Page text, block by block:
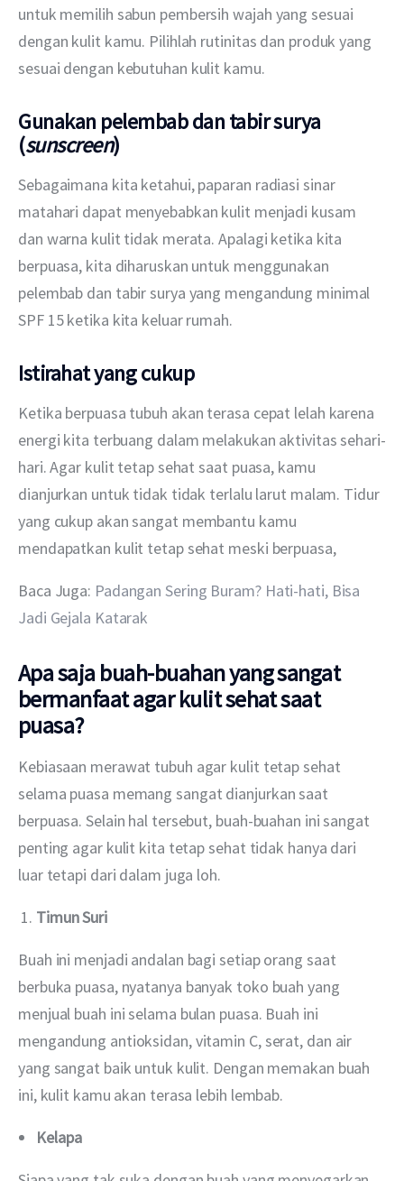
untuk memilih sabun pembersih wajah yang sesuai
dengan kulit kamu. Pilihlah rutinitas dan produk yang
sesuai dengan kebutuhan kulit kamu.
Gunakan pelembab dan tabir surya
(sunscreen)
Sebagaimana kita ketahui, paparan radiasi sinar
matahari dapat menyebabkan kulit menjadi kusam
dan warna kulit tidak merata. Apalagi ketika kita
berpuasa, kita diharuskan untuk menggunakan
pelembab dan tabir surya yang mengandung minimal
SPF 15 ketika kita keluar rumah.
Istirahat yang cukup
Ketika berpuasa tubuh akan terasa cepat lelah karena
energi kita terbuang dalam melakukan aktivitas sehari-
hari. Agar kulit tetap sehat saat puasa, kamu
dianjurkan untuk tidak tidak terlalu larut malam. Tidur
yang cukup akan sangat membantu kamu
mendapatkan kulit tetap sehat meski berpuasa,
Baca Juga: Padangan Sering Buram? Hati-hati, Bisa
Jadi Gejala Katarak
Apa saja buah-buahan yang sangat
bermanfaat agar kulit sehat saat
puasa?
Kebiasaan merawat tubuh agar kulit tetap sehat
selama puasa memang sangat dianjurkan saat
berpuasa. Selain hal tersebut, buah-buahan ini sangat
penting agar kulit kita tetap sehat tidak hanya dari
luar tetapi dari dalam juga loh.
Timun Suri
Buah ini menjadi andalan bagi setiap orang saat
berbuka puasa, nyatanya banyak toko buah yang
menjual buah ini selama bulan puasa. Buah ini
mengandung antioksidan, vitamin C, serat, dan air
yang sangat baik untuk kulit. Dengan memakan buah
ini, kulit kamu akan terasa lebih lembab.
Kelapa